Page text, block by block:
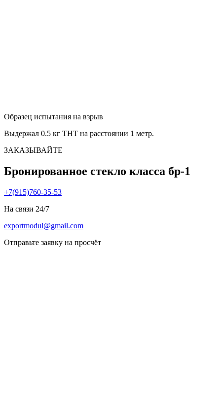
Образец испытания на взрыв
Выдержал 0.5 кг ТНТ на расстоянии 1 метр.
ЗАКАЗЫВАЙТЕ
Бронированное стекло класса бр-1
+7(915)760-35-53
На связи 24/7
exportmodul@gmail.com
Отправьте заявку на просчёт